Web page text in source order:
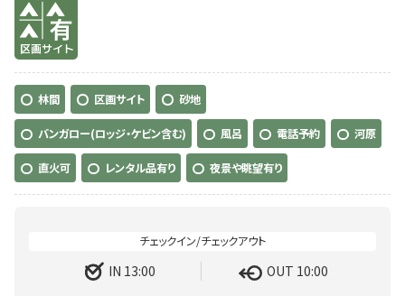
有り
林間 区画サイト 砂地
バンガロー(ロッジ・ケビン含む) 風呂 電話予約 河原
直火可 レンタル品有り 夜景や眺望有り
IN 13:00 OUT 10:00